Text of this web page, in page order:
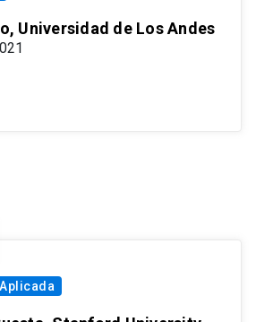
Universidad de Los Andes